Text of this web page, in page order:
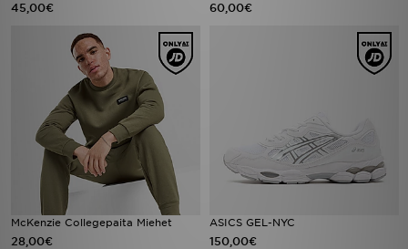
45,00€ 60,00€
McKenzie Collegepaita Miehet
28,00€
ASICS GEL-NYC
150,00€